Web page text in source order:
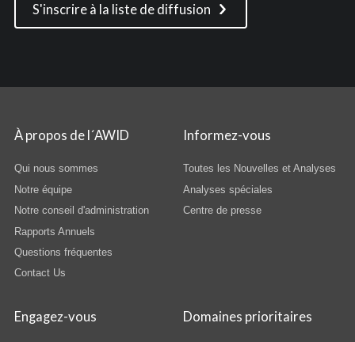
S'inscrire à la liste de diffusion
À propos de l´AWID
Qui nous sommes
Notre équipe
Notre conseil d'administration
Rapports Annuels
Questions fréquentes
Contact Us
Informez-vous
Toutes les Nouvelles et Analyses
Analyses spéciales
Centre de presse
Engagez-vous Domaines prioritaires